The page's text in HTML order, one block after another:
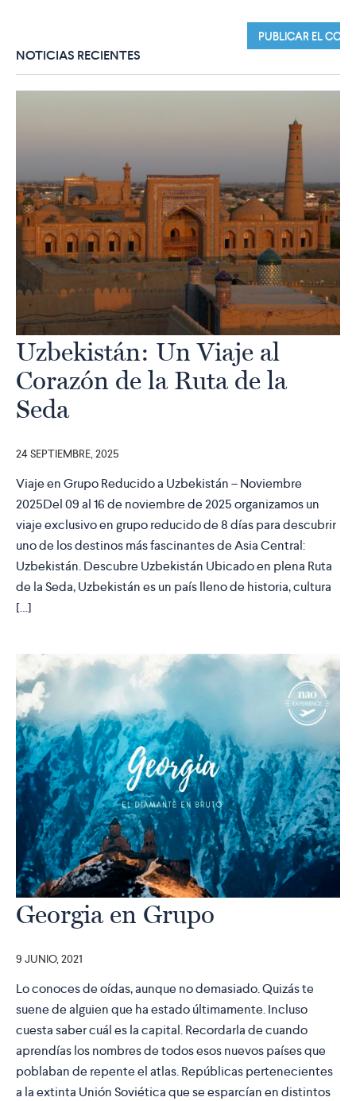
NOTICIAS RECIENTES
Uzbekistán: Un Viaje al
Corazón de la Ruta de la
Seda
24 SEPTIEMBRE, 2025
Viaje en Grupo Reducido a Uzbekistán – Noviembre
2025Del 09 al 16 de noviembre de 2025 organizamos un
viaje exclusivo en grupo reducido de 8 días para descubrir
uno de los destinos más fascinantes de Asia Central:
Uzbekistán. Descubre Uzbekistán Ubicado en plena Ruta
de la Seda, Uzbekistán es un país lleno de historia, cultura
[…]
Georgia en Grupo
9 JUNIO, 2021
Lo conoces de oídas, aunque no demasiado. Quizás te
suene de alguien que ha estado últimamente. Incluso
cuesta saber cuál es la capital. Recordarla de cuando
aprendías los nombres de todos esos nuevos países que
poblaban de repente el atlas. Repúblicas pertenecientes
a la extinta Unión Soviética que se esparcían en distintos